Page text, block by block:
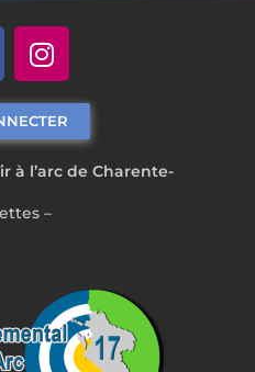
à l’arc de Charente-
–